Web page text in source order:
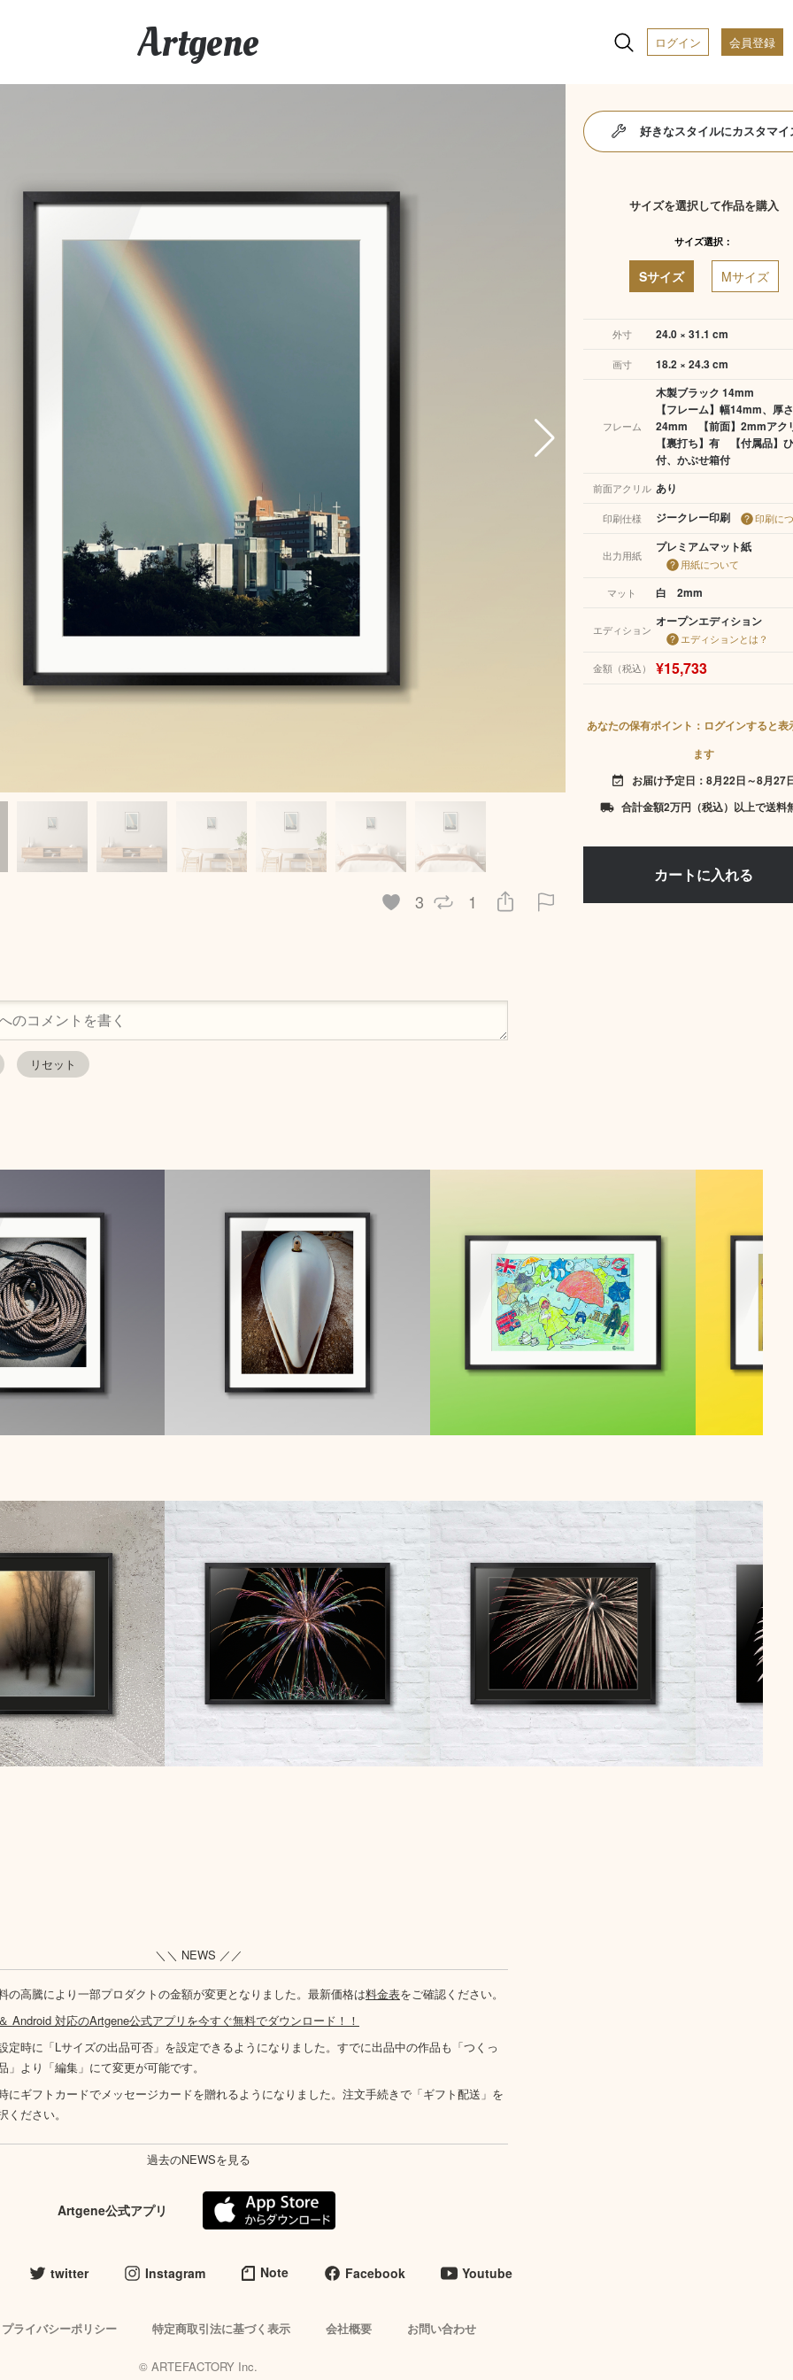
Artgene ログイン 会員登録
3 1
好きなスタイルにカスタマイ
サイズを選択して作品を購入
サイズ選択：
Sサイズ Mサイズ
外寸 24.0 × 31.1 cm
画寸 18.2 × 24.3 cm
フレーム
木製ブラック 14mm
【フレーム】幅14mm、厚さ
24mm 【前面】2mmア
【裏打ち】有 【付属品】
付、かぶせ箱付
前面アクリル あり
印刷仕様 ジークレー印刷 印刷に
出力用紙
プレミアムマット紙
用紙について
マット
白 2mm
エディション
オープンエディション
エディションとは？
金額（税込） ¥15,733
あなたの保有ポイント：ログインすると表
ます
event_available お届け予定日：8月22日～8月27
local_shipping 合計金額2万円（税込）以上で送料
＼＼ NEWS ／／
の高騰により一部プロダクトの金額が変更となりました。最新価格は料金表をご確認ください。
Android 対応のArtgene公式アプリを今すぐ無料でダウンロード！！
定時に「Lサイズの出品可否」を設定できるようになりました。すでに出品中の作品も「つくっ
」より「編集」にて変更が可能です。
にギフトカードでメッセージカードを贈れるようになりました。注文手続きで「ギフト配送」を
ください。
過去のNEWSを見る
Artgene公式アプリ
twitter Instagram Note Facebook Youtube
プライバシーポリシー 特定商取引法に基づく表示 会社概要 お問い合わせ
© ARTEFACTORY Inc.